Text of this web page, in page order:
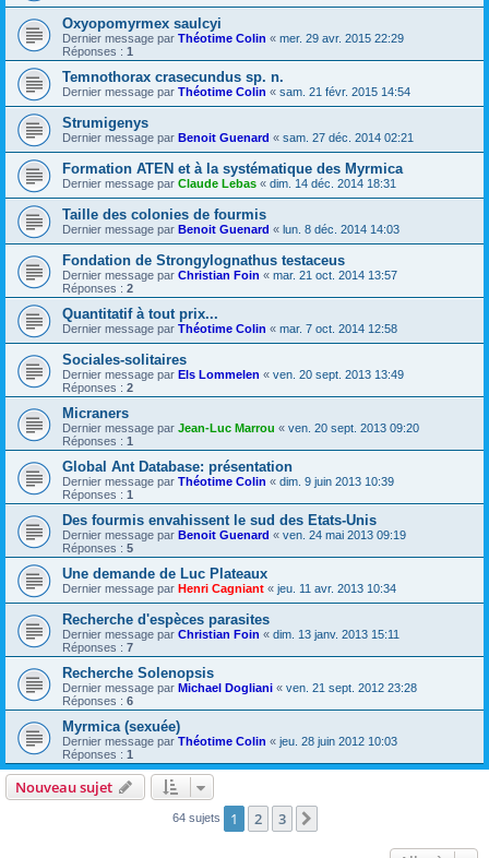
Oxyopomyrmex saulcyi
Dernier message par Théotime Colin « mer. 29 avr. 2015 22:29
Réponses : 1
Temnothorax crasecundus sp. n.
Dernier message par Théotime Colin « sam. 21 févr. 2015 14:54
Strumigenys
Dernier message par Benoit Guenard « sam. 27 déc. 2014 02:21
Formation ATEN et à la systématique des Myrmica
Dernier message par Claude Lebas « dim. 14 déc. 2014 18:31
Taille des colonies de fourmis
Dernier message par Benoit Guenard « lun. 8 déc. 2014 14:03
Fondation de Strongylognathus testaceus
Dernier message par Christian Foin « mar. 21 oct. 2014 13:57
Réponses : 2
Quantitatif à tout prix...
Dernier message par Théotime Colin « mar. 7 oct. 2014 12:58
Sociales-solitaires
Dernier message par Els Lommelen « ven. 20 sept. 2013 13:49
Réponses : 2
Micraners
Dernier message par Jean-Luc Marrou « ven. 20 sept. 2013 09:20
Réponses : 1
Global Ant Database: présentation
Dernier message par Théotime Colin « dim. 9 juin 2013 10:39
Réponses : 1
Des fourmis envahissent le sud des Etats-Unis
Dernier message par Benoit Guenard « ven. 24 mai 2013 09:19
Réponses : 5
Une demande de Luc Plateaux
Dernier message par Henri Cagniant « jeu. 11 avr. 2013 10:34
Recherche d'espèces parasites
Dernier message par Christian Foin « dim. 13 janv. 2013 15:11
Réponses : 7
Recherche Solenopsis
Dernier message par Michael Dogliani « ven. 21 sept. 2012 23:28
Réponses : 6
Myrmica (sexuée)
Dernier message par Théotime Colin « jeu. 28 juin 2012 10:03
Réponses : 1
Nouveau sujet
64 sujets 1 2 3